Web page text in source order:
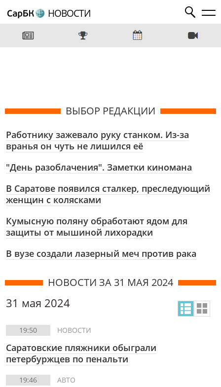
НОВОСТИ
ВЫБОР РЕДАКЦИИ
Работнику зажевало руку станком. Из-за
вранья он чуть не лишился её
"День разоблачения". Заметки киномана
В Саратове появился сталкер, преследующий
женщин с колясками
Кумысную поляну обработают ядом для
защиты от мышиной лихорадки
В вузе создали лазерный меч против рака
НОВОСТИ ЗА 31 МАЯ 2024
31 мая 2024
19:50 НОВОСТИ
Саратовские пляжники обыграли
петербуржцев по пенальти
19:46 АВТО